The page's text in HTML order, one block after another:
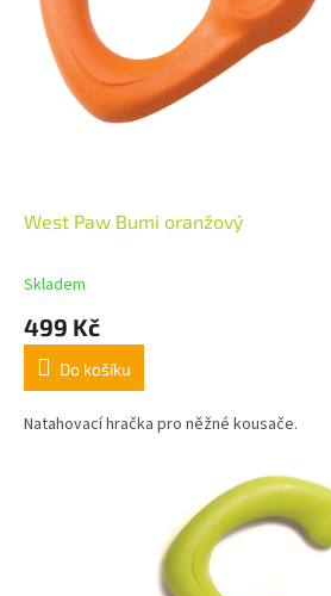
West Paw Bumi oranžový
Skladem
499 Kč
Do košíku
Natahovací hračka pro něžné kousače.